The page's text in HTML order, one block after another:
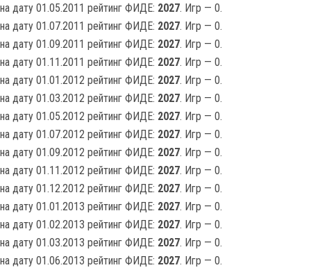
на дату 01.05.2011 рейтинг ФИДЕ: 2027. Игр — 0.
на дату 01.07.2011 рейтинг ФИДЕ: 2027. Игр — 0.
на дату 01.09.2011 рейтинг ФИДЕ: 2027. Игр — 0.
на дату 01.11.2011 рейтинг ФИДЕ: 2027. Игр — 0.
на дату 01.01.2012 рейтинг ФИДЕ: 2027. Игр — 0.
на дату 01.03.2012 рейтинг ФИДЕ: 2027. Игр — 0.
на дату 01.05.2012 рейтинг ФИДЕ: 2027. Игр — 0.
на дату 01.07.2012 рейтинг ФИДЕ: 2027. Игр — 0.
на дату 01.09.2012 рейтинг ФИДЕ: 2027. Игр — 0.
на дату 01.11.2012 рейтинг ФИДЕ: 2027. Игр — 0.
на дату 01.12.2012 рейтинг ФИДЕ: 2027. Игр — 0.
на дату 01.01.2013 рейтинг ФИДЕ: 2027. Игр — 0.
на дату 01.02.2013 рейтинг ФИДЕ: 2027. Игр — 0.
на дату 01.03.2013 рейтинг ФИДЕ: 2027. Игр — 0.
на дату 01.06.2013 рейтинг ФИДЕ: 2027. Игр — 0.